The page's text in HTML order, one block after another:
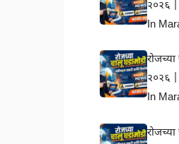
२०२६
In
२०२६
In